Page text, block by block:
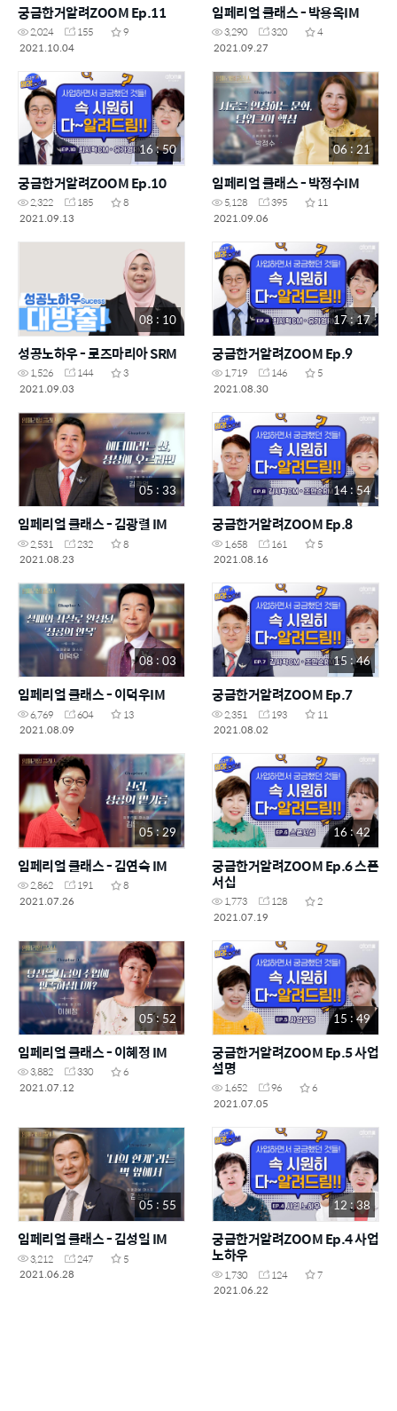
궁금한거알려ZOOM Ep.11
2,024 155
9
2021.10.04
임페리얼 클래스 - 박용옥IM
3,290 320
4
2021.09.27
16 : 50
궁금한거알려ZOOM Ep.10
2,322 185
8
2021.09.13
06 : 21
임페리얼 클래스 - 박정수IM
5,128 395
11
2021.09.06
08 : 10
성공노하우 - 로즈마리아 SRM
1,526 144
3
2021.09.03
17 : 17
궁금한거알려ZOOM Ep.9
1,719 146
5
2021.08.30
05 : 33
임페리얼 클래스 - 김광렬 IM
2,531 232
8
2021.08.23
14 : 54
궁금한거알려ZOOM Ep.8
1,658 161
5
2021.08.16
08 : 03
임페리얼 클래스 - 이덕우IM
6,769 604
13
2021.08.09
15 : 46
궁금한거알려ZOOM Ep.7
2,351 193
11
2021.08.02
05 : 29
임페리얼 클래스 - 김연숙 IM
2,862 191
8
2021.07.26
16 : 42
궁금한거알려ZOOM Ep.6 스폰
서십
1,773 128
2
2021.07.19
05 : 52
임페리얼 클래스 - 이혜정 IM
3,882 330
6
2021.07.12
15 : 49
궁금한거알려ZOOM Ep.5 사업
설명
1,652 96
6
2021.07.05
05 : 55
임페리얼 클래스 - 김성일 IM
3,212 247
5
2021.06.28
12 : 38
궁금한거알려ZOOM Ep.4 사업
노하우
1,730 124
7
2021.06.22